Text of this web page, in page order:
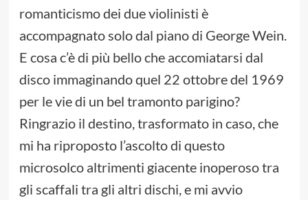
romanticismo dei due violinisti è
accompagnato solo dal piano di George Wein.
E cosa c’è di più bello che accomiatarsi dal
disco immaginando quel 22 ottobre del 1969
per le vie di un bel tramonto parigino?
Ringrazio il destino, trasformato in caso, che
mi ha riproposto l’ascolto di questo
microsolco altrimenti giacente inoperoso tra
gli scaffali tra gli altri dischi, e mi avvio